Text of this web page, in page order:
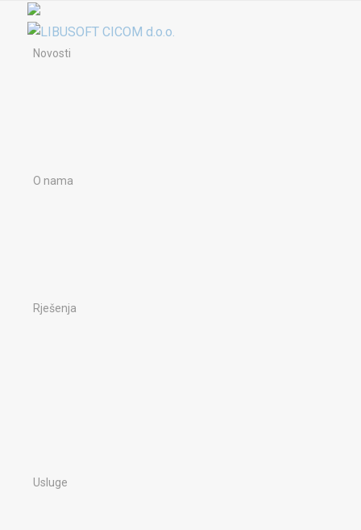
Novosti
O nama
Rješenja
Usluge